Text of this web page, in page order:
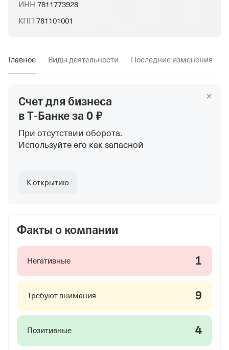
ИНН 7811773928
КПП 781101001
Главное Виды деятельности Последние изменения
Счет для бизнеса
в Т‑Банкеза 0 ₽
При отсутствии оборота.
Используйте его как запасной
К открытию
Факты о компании
Негативные 1
Требуют внимания 9
Позитивные 4